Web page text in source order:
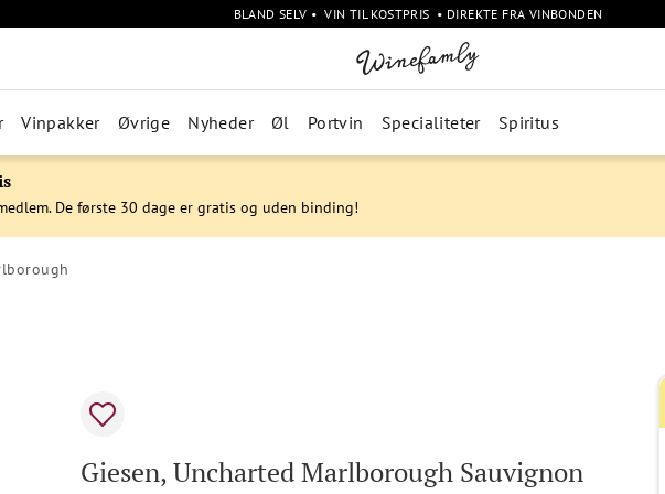
BLAND SELV • VIN TIL KOSTPRIS • DIREKTE FRA VINBONDEN
Vinpakker Øvrige Nyheder Øl Portvin Specialiteter Spiritus
De første 30 dage er gratis og uden binding!
Giesen, Uncharted Marlborough Sauvignon